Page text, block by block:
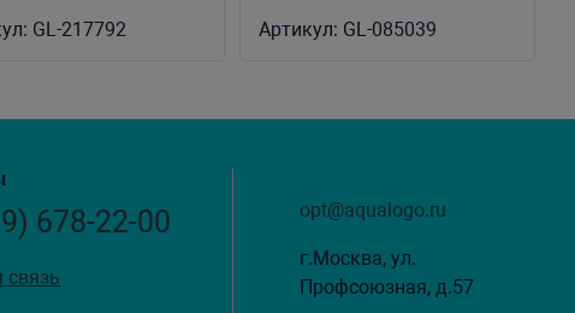
GL-217792
Артикул: GL-085039
678-22-00
связь
opt@aqualogo.ru
г.Москва, ул.
Профсоюзная, д.57